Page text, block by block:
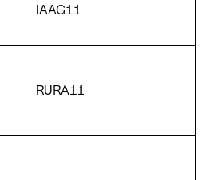
IAAG11
RURA11